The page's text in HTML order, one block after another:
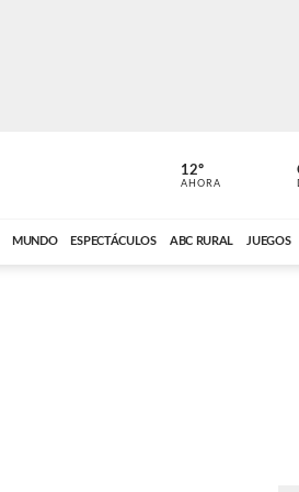
ABC CARDINAL
12º
AHORA
MUNDO ESPECTÁCULOS ABC RURAL JUEGOS